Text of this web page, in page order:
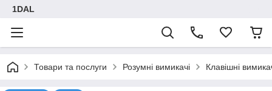
1DAL
Товари та послуги Розумні вимикачі Клавішні